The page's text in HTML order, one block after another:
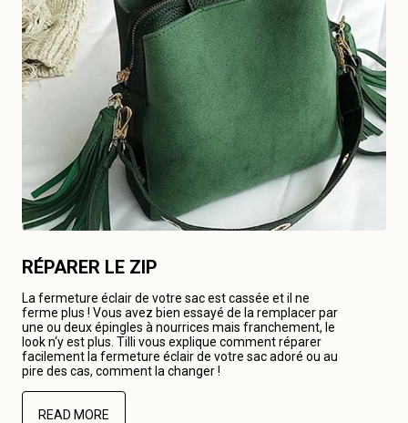
RÉPARER LE ZIP
La fermeture éclair de votre sac est cassée et il ne
ferme plus ! Vous avez bien essayé de la remplacer par
une ou deux épingles à nourrices mais franchement, le
look n‘y est plus. Tilli vous explique comment réparer
facilement la fermeture éclair de votre sac adoré ou au
pire des cas, comment la changer !
READ MORE